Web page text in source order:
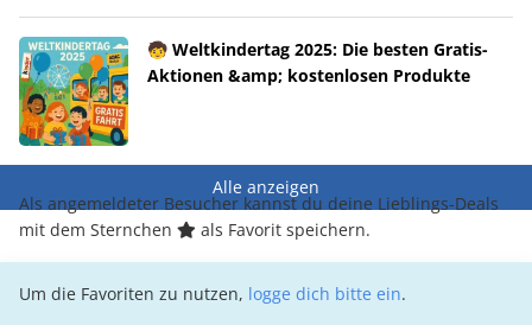
🧒 Weltkindertag 2025: Die besten Gratis-
Aktionen &amp; kostenlosen Produkte
Alle anzeigen
Als angemeldeter Besucher kannst du deine Lieblings-Deals
mit dem Sternchen
als Favorit speichern.
Um die Favoriten zu nutzen, logge dich bitte ein.